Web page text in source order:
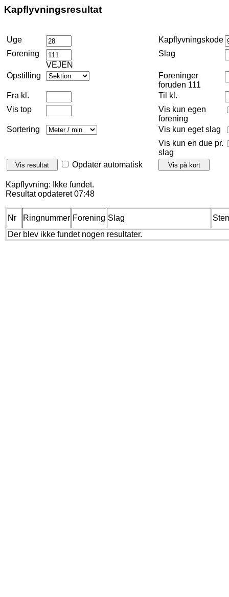
Kapflyvningsresultat
Uge
Kapflyvningskode
Forening
VEJEN
Slag
Opstilling
Foreninger
foruden 111
Fra kl.
Til kl.
Vis top
Vis kun egen
forening
Sortering
Vis kun eget slag
Vis kun en due pr.
slag
Opdater automatisk
Kapflyvning: Ikke fundet.
Resultat opdateret 07:48
Nr Ringnummer Forening Slag
Der blev ikke fundet nogen resultater.